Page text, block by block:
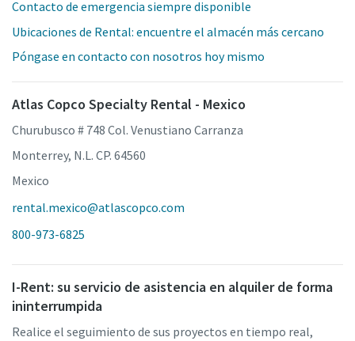
Contacto de emergencia siempre disponible
Ubicaciones de Rental: encuentre el almacén más cercano
Póngase en contacto con nosotros hoy mismo
Atlas Copco Specialty Rental - Mexico
Churubusco # 748 Col. Venustiano Carranza
Monterrey, N.L. CP. 64560
Mexico
rental.mexico@atlascopco.com
800-973-6825
I-Rent: su servicio de asistencia en alquiler de forma
ininterrumpida
Realice el seguimiento de sus proyectos en tiempo real,